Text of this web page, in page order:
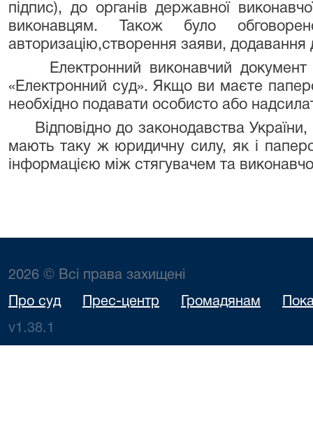
підпис), до органів державної
виконавцям. Також було
авторизацію,створення заяви,
Електронний виконавчий документ
«Електронний суд». Якщо ви маєте
необхідно подавати особисто або
Відповідно до законодавства України,
мають таку ж юридичну силу, як і
інформацією між стягувачем та
2026 © Всі права захищені
Про суд Прес-центр Громадянам
v1.38.1